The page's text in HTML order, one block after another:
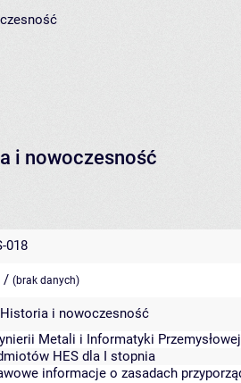
i nowoczesność
018
/ (brak danych)
Historia i nowoczesność
Metali i Informatyki Przemysłowej
HES dla I stopnia
informacje o zasadach